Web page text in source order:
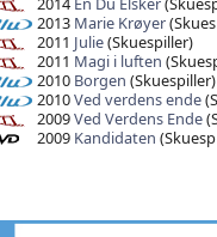
2013 Marie Krøyer
2011 Julie(Skuespiller)
2011 Magi i luften
2010 Borgen (Skuespiller)
2010Ved verdens ende
2009Ved Verdens Ende
2009 Kandidaten